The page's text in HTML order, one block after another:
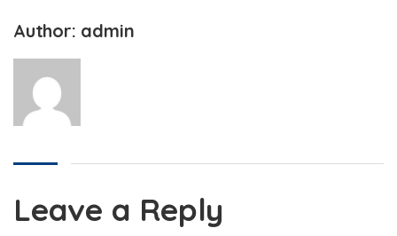
Author: admin
Leave a Reply